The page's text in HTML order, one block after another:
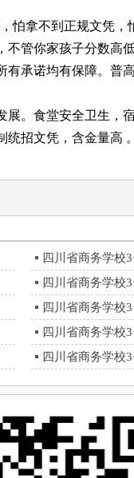
拿不到正规文凭，
你家孩子分数高低
诺均有保障。普
食堂安全卫生，
文凭，含金量高
四川省商务学校
四川省商务学校
四川省商务学校
四川省商务学校
四川省商务学校